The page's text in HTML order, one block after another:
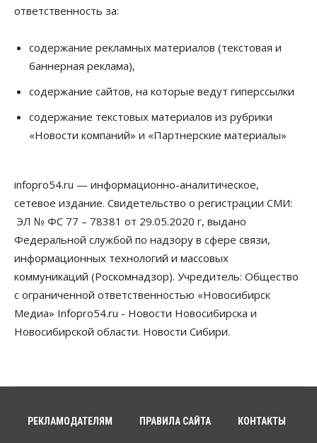
Расходы новосибирцев на спорт выросли на 40%
за полгода
07 Августа 2026, 14:35
07 Августа 2026, 14:00
07 Августа 2026, 13:55
Авто Общество
Треть автовладельцев в Новосибирской области
«поставили машины на прикол»
07 Августа 2026, 13:00
Школы, библиотеки, пешеходные тротуары:
депутаты Госдумы контролируют работы на
социальных объектах
07 Августа 2026, 12:35
Синоптики рассказали о погоде в Новосибирске
ответственность за:
содержание рекламных материалов (текстовая и
баннерная реклама),
содержание сайтов, на которые ведут гиперссылки
содержание текстовых материалов из рубрики
«Новости компаний» и «Партнерские материалы»
infopro54.ru — информационно-аналитическое,
сетевое издание. Свидетельство о регистрации СМИ:
ЭЛ № ФС 77 – 78381 от 29.05.2020 г, выдано
Федеральной службой по надзору в сфере связи,
информационных технологий и массовых
коммуникаций (Роскомнадзор). Учредитель: Общество
с ограниченной ответственностью «Новосибирск
Медиа» Infopro54.ru - Новости Новосибирска и
Новосибирской области. Новости Сибири.
РЕКЛАМОДАТЕЛЯМ ПРАВИЛА САЙТА КОНТАКТЫ